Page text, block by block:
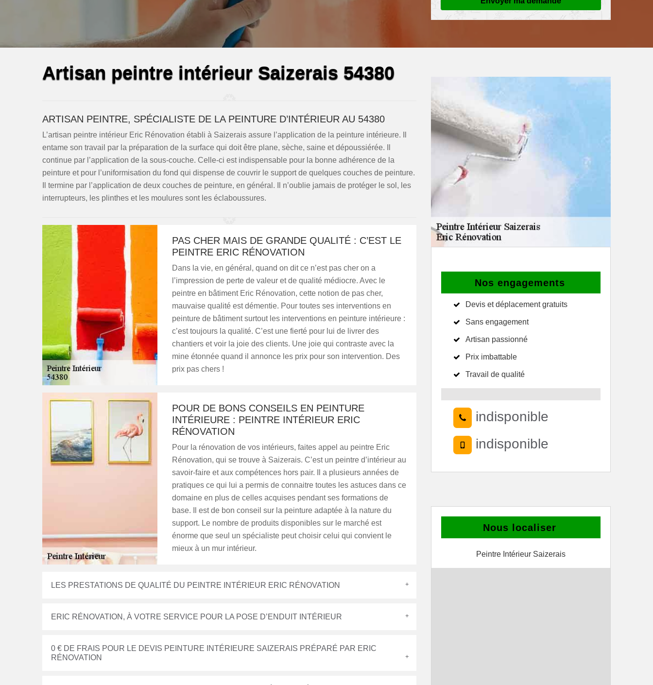
Artisan peintre intérieur Saizerais 54380
ARTISAN PEINTRE, SPÉCIALISTE DE LA PEINTURE D’INTÉRIEUR AU 54380
L’artisan peintre intérieur Eric Rénovation établi à Saizerais assure l’application de la peinture intérieure. Il
entame son travail par la préparation de la surface qui doit être plane, sèche, saine et dépoussiérée. Il
continue par l’application de la sous-couche. Celle-ci est indispensable pour la bonne adhérence de la
peinture et pour l’uniformisation du fond qui dispense de couvrir le support de quelques couches de peinture.
Il termine par l’application de deux couches de peinture, en général. Il n’oublie jamais de protéger le sol, les
interrupteurs, les plinthes et les moulures sont les éclaboussures.
PAS CHER MAIS DE GRANDE QUALITÉ : C’EST LE
PEINTRE ERIC RÉNOVATION
Dans la vie, en général, quand on dit ce n’est pas cher on a
l’impression de perte de valeur et de qualité médiocre. Avec le
peintre en bâtiment Eric Rénovation, cette notion de pas cher,
mauvaise qualité est démentie. Pour toutes ses interventions en
peinture de bâtiment surtout les interventions en peinture intérieure :
c’est toujours la qualité. C’est une fierté pour lui de livrer des
chantiers et voir la joie des clients. Une joie qui contraste avec la
mine étonnée quand il annonce les prix pour son intervention. Des
prix pas chers !
POUR DE BONS CONSEILS EN PEINTURE
INTÉRIEURE : PEINTRE INTÉRIEUR ERIC
RÉNOVATION
Pour la rénovation de vos intérieurs, faites appel au peintre Eric
Rénovation, qui se trouve à Saizerais. C’est un peintre d’intérieur au
savoir-faire et aux compétences hors pair. Il a plusieurs années de
pratiques ce qui lui a permis de connaitre toutes les astuces dans ce
domaine en plus de celles acquises pendant ses formations de
base. Il est de bon conseil sur la peinture adaptée à la nature du
support. Le nombre de produits disponibles sur le marché est
énorme que seul un spécialiste peut choisir celui qui convient le
mieux à un mur intérieur.
LES PRESTATIONS DE QUALITÉ DU PEINTRE INTÉRIEUR ERIC RÉNOVATION
ERIC RÉNOVATION, À VOTRE SERVICE POUR LA POSE D’ENDUIT INTÉRIEUR
0 € DE FRAIS POUR LE DEVIS PEINTURE INTÉRIEURE SAIZERAIS PRÉPARÉ PAR ERIC
RÉNOVATION
Nos engagements
Devis et déplacement gratuits
Sans engagement
Artisan passionné
Prix imbattable
Travail de qualité
indisponible
indisponible
Nous localiser
Peintre Intérieur Saizerais